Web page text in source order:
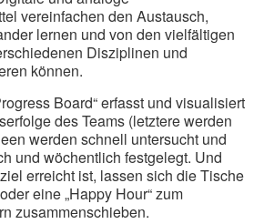
vereinfachen den Austausch,
lernen und von den vielfältigen
Disziplinen und
können.
Board“ erfasst und visualisiert
des Teams (letztere werden
werden schnell untersucht und
und wöchentlich festgelegt. Und
erreicht ist, lassen sich die Tische
eine „Happy Hour“ zum
zusammenschieben.